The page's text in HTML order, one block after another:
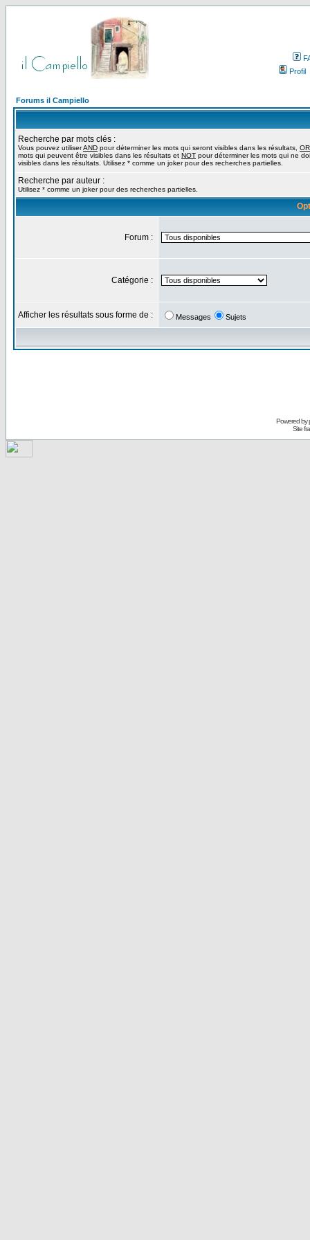
Profil
Forums il Campiello
Recherche par mots clés :
Vous pouvez utiliserAND pour déterminer les mots qui seront visibles dans les résultats, OR
mots qui peuvent être visibles dans les résultats et NOT pour déterminer les mots qui ne
visibles dans les résultats. Utilisez * comme un joker pour des recherches partielles.
Recherche par auteur :
Utilisez * comme un joker pour des recherches partielles.
Forum :
Catégorie :
Afficher les résultats sous forme de : Messages Sujets
Powered by
Site